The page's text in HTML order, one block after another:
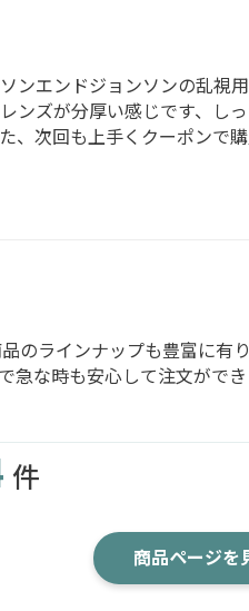
ンエンドジョンソンの乱視
ズが分厚い感じです、し
、次回も上手くクーポンで
のラインナップも豊富に
急な時も安心して注文がで
件
商品ページを